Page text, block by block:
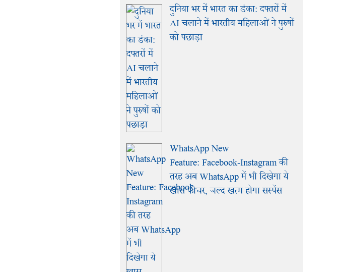
दुनिया भर में भारत का डंका: दफ्तरों में
AI चलाने में भारतीय महिलाओं ने पुरुषों
को पछाड़ा
WhatsApp New
Feature: Facebook-Instagram की
तरह अब WhatsApp में भी दिखेगा ये
खास फीचर, जल्द खत्म होगा सस्पेंस